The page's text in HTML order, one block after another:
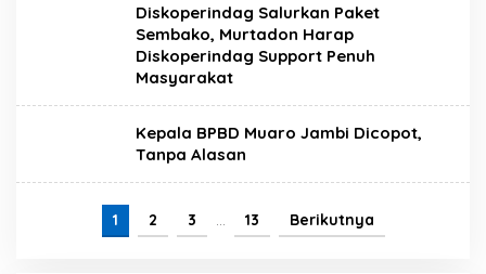
Diskoperindag Salurkan Paket
Sembako, Murtadon Harap
Diskoperindag Support Penuh
Masyarakat
Kepala BPBD Muaro Jambi Dicopot,
Tanpa Alasan
1 2 3 … 13 Berikutnya